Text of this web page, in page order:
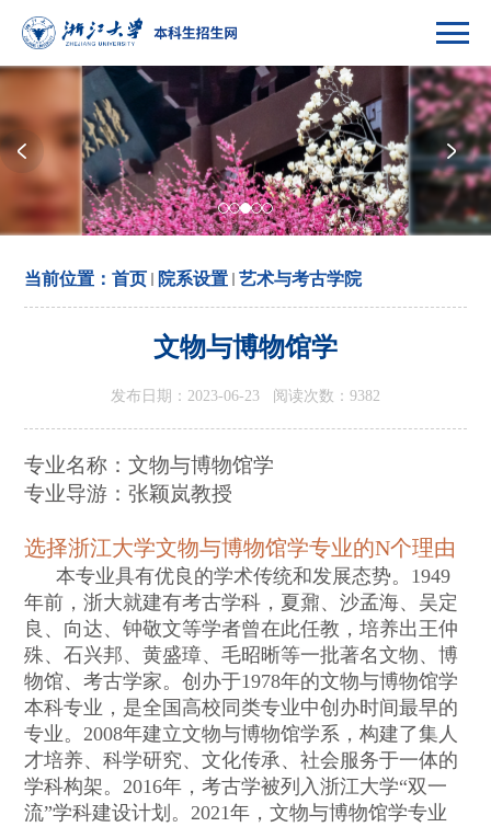
当前位置：首页 院系设置 艺术与考古学院
文物与博物馆学
发布日期：2023-06-23 阅读次数： 9382
专业名称：文物与博物馆学
专业导游：张颖岚教授
选择浙江大学文物与博物馆学专业的N个理由
本专业具有优良的学术传统和发展态势。 1949
年前，浙大就建有考古学科，夏鼐、沙孟海、吴定
良、向达、钟敬文等学者曾在此任教，培养出王仲
殊、石兴邦、黄盛璋、毛昭晰等一批著名文物、博
物馆、考古学家。创办于1978年的文物与博物馆学
本科专业，是全国高校同类专业中创办时间最早的
专业。2008年建立文物与博物馆学系，构建了集人
才培养、科学研究、文化传承、社会服务于一体的
学科构架。2016年，考古学被列入浙江大学“双一
流”学科建设计划。2021年，文物与博物馆学专业